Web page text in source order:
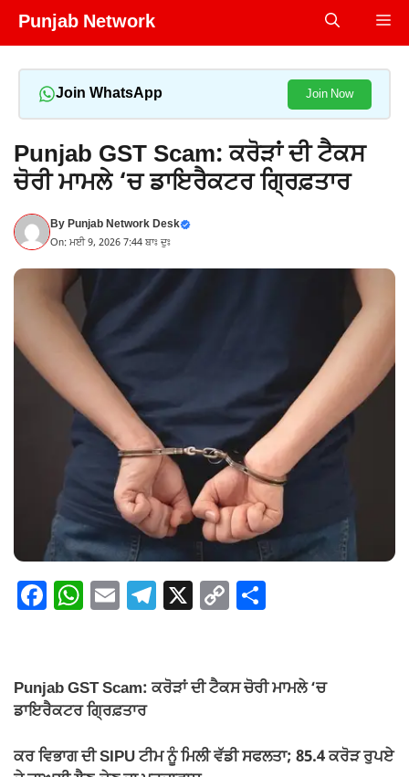
Skip
Punjab Network
Join WhatsApp Join Now
Punjab GST Scam: ਕਰੋੜਾਂ ਦੀ ਟੈਕਸ
ਚੋਰੀ ਮਾਮਲੇ ‘ਚ ਡਾਇਰੈਕਟਰ ਗ੍ਰਿਫ਼ਤਾਰ
ByPunjab Network Desk
On: ਮਈ 9, 2026 7:44 ਬਾਃ ਦੁਃ
F
e
b
o
W
s
A
p
E T
gr
m
X C
y
n
e
Punjab GST Scam: ਕਰੋੜਾਂ ਦੀ ਟੈਕਸ ਚੋਰੀ ਮਾਮਲੇ ‘ਚ
ਡਾਇਰੈਕਟਰ ਗ੍ਰਿਫ਼ਤਾਰ
ਕਰ ਵਿਭਾਗ ਦੀ SIPU ਟੀਮ ਨੂੰ ਮਿਲੀ ਵੱਡੀ ਸਫਲਤਾ; 85.4 ਕਰੋੜ ਰੁਪਏ